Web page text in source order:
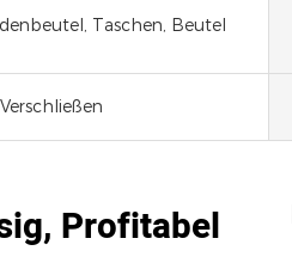
Taschen, Beutel
Profitabel